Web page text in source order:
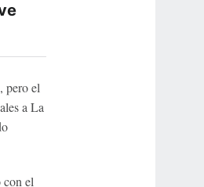
pero el
a La
el